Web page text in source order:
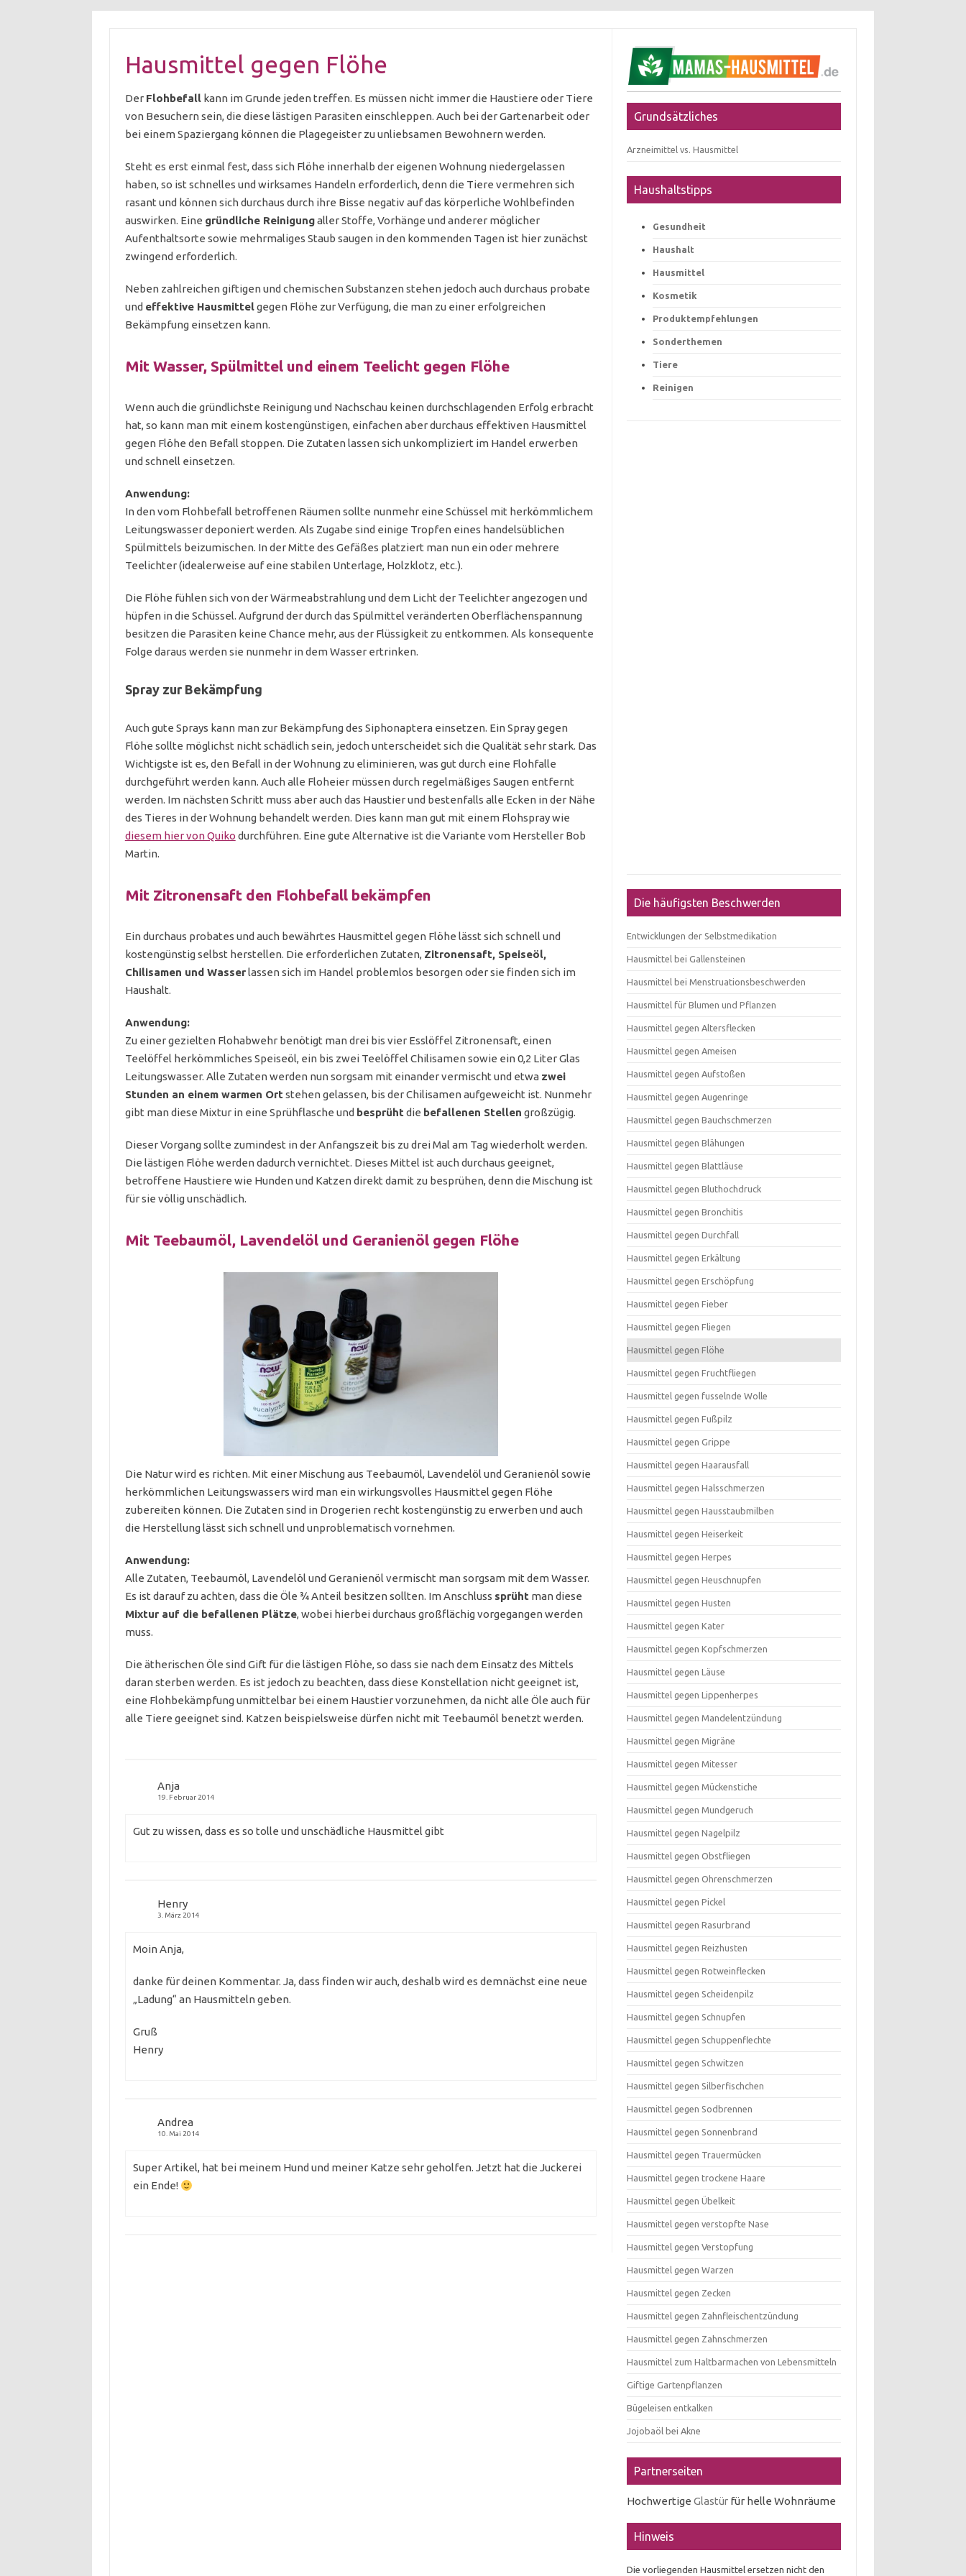
Hausmittel gegen Flöhe
Der Flohbefallkann im Grunde jeden treffen. Es müssen nicht immer die Haustiere oder Tiere
von Besuchern sein, die diese lästigen Parasiten einschleppen. Auch bei der Gartenarbeit oder
bei einem Spaziergang können die Plagegeister zu unliebsamen Bewohnern werden.
Steht es erst einmal fest, dass sich Flöhe innerhalb der eigenen Wohnung niedergelassen
haben, so ist schnelles und wirksames Handeln erforderlich, denn die Tiere vermehren sich
rasant und können sich durchaus durch ihre Bisse negativ auf das körperliche Wohlbefinden
auswirken. Eine gründliche Reinigungaller Stoffe, Vorhänge und anderer möglicher
Aufenthaltsorte sowie mehrmaliges Staub saugen in den kommenden Tagen ist hier zunächst
zwingend erforderlich.
Neben zahlreichen giftigen und chemischen Substanzen stehen jedoch auch durchaus probate
und effektive Hausmittelgegen Flöhe zur Verfügung, die man zu einer erfolgreichen
Bekämpfung einsetzen kann.
Mit Wasser, Spülmittel und einem Teelicht gegen Flöhe
Wenn auch die gründlichste Reinigung und Nachschau keinen durchschlagenden Erfolg erbracht
hat, so kann man mit einem kostengünstigen, einfachen aber durchaus effektiven Hausmittel
gegen Flöhe den Befall stoppen. Die Zutaten lassen sich unkompliziert im Handel erwerben
und schnell einsetzen.
Anwendung:
In den vom Flohbefall betroffenen Räumen sollte nunmehr eine Schüssel mit herkömmlichem
Leitungswasser deponiert werden. Als Zugabe sind einige Tropfen eines handelsüblichen
Spülmittels beizumischen. In der Mitte des Gefäßes platziert man nun ein oder mehrere
Teelichter (idealerweise auf eine stabilen Unterlage, Holzklotz, etc.).
Die Flöhe fühlen sich von der Wärmeabstrahlung und dem Licht der Teelichter angezogen und
hüpfen in die Schüssel. Aufgrund der durch das Spülmittel veränderten Oberflächenspannung
besitzen die Parasiten keine Chance mehr, aus der Flüssigkeit zu entkommen. Als konsequente
Folge daraus werden sie nunmehr in dem Wasser ertrinken.
Spray zur Bekämpfung
Auch gute Sprays kann man zur Bekämpfung des Siphonaptera einsetzen. Ein Spray gegen
Flöhe sollte möglichst nicht schädlich sein, jedoch unterscheidet sich die Qualität sehr stark. Das
Wichtigste ist es, den Befall in der Wohnung zu eliminieren, was gut durch eine Flohfalle
durchgeführt werden kann. Auch alle Floheier müssen durch regelmäßiges Saugen entfernt
werden. Im nächsten Schritt muss aber auch das Haustier und bestenfalls alle Ecken in der Nähe
des Tieres in der Wohnung behandelt werden. Dies kann man gut mit einem Flohspray wie
diesem hier von Quiko durchführen. Eine gute Alternative ist die Variante vom Hersteller Bob
Martin.
Mit Zitronensaft den Flohbefall bekämpfen
Ein durchaus probates und auch bewährtes Hausmittel gegen Flöhe lässt sich schnell und
kostengünstig selbst herstellen. Die erforderlichen Zutaten, Zitronensaft, Speiseöl,
Chilisamen und Wasserlassen sich im Handel problemlos besorgen oder sie finden sich im
Haushalt.
Anwendung:
Zu einer gezielten Flohabwehr benötigt man drei bis vier Esslöffel Zitronensaft, einen
Teelöffel herkömmliches Speiseöl, ein bis zwei Teelöffel Chilisamen sowie ein 0,2 Liter Glas
Leitungswasser. Alle Zutaten werden nun sorgsam mit einander vermischt und etwa zwei
Stunden an einem warmen Ort stehen gelassen, bis der Chilisamen aufgeweicht ist. Nunmehr
gibt man diese Mixtur in eine Sprühflasche und besprüht die befallenen Stellen großzügig.
Dieser Vorgang sollte zumindest in der Anfangszeit bis zu drei Mal am Tag wiederholt werden.
Die lästigen Flöhe werden dadurch vernichtet. Dieses Mittel ist auch durchaus geeignet,
betroffene Haustiere wie Hunden und Katzen direkt damit zu besprühen, denn die Mischung ist
für sie völlig unschädlich.
Mit Teebaumöl, Lavendelöl und Geranienöl gegen Flöhe
Die Natur wird es richten. Mit einer Mischung aus Teebaumöl, Lavendelöl und Geranienöl sowie
herkömmlichen Leitungswassers wird man ein wirkungsvolles Hausmittel gegen Flöhe
zubereiten können. Die Zutaten sind in Drogerien recht kostengünstig zu erwerben und auch
die Herstellung lässt sich schnell und unproblematisch vornehmen.
Anwendung:
Alle Zutaten, Teebaumöl, Lavendelöl und Geranienöl vermischt man sorgsam mit dem Wasser.
Es ist darauf zu achten, dass die Öle ¾ Anteil besitzen sollten. Im Anschluss sprüht man diese
Mixtur auf die befallenen Plätze, wobei hierbei durchaus großflächig vorgegangen werden
muss.
Die ätherischen Öle sind Gift für die lästigen Flöhe, so dass sie nach dem Einsatz des Mittels
daran sterben werden. Es ist jedoch zu beachten, dass diese Konstellation nicht geeignet ist,
eine Flohbekämpfung unmittelbar bei einem Haustier vorzunehmen, da nicht alle Öle auch für
alle Tiere geeignet sind. Katzen beispielsweise dürfen nicht mit Teebaumöl benetzt werden.
Anja
19. Februar 2014
Gut zu wissen, dass es so tolle und unschädliche Hausmittel gibt
Henry
3. März 2014
Moin Anja,
danke für deinen Kommentar. Ja, dass finden wir auch, deshalb wird es demnächst eine neue
„Ladung“ an Hausmitteln geben.
Gruß
Henry
Andrea
10. Mai 2014
Super Artikel, hat bei meinem Hund und meiner Katze sehr geholfen. Jetzt hat die Juckerei
ein Ende!
Grundsätzliches
Arzneimittel vs. Hausmittel
Haushaltstipps
Gesundheit
Haushalt
Hausmittel
Kosmetik
Produktempfehlungen
Sonderthemen
Tiere
Reinigen
Die häufigsten Beschwerden
Entwicklungen der Selbstmedikation
Hausmittel bei Gallensteinen
Hausmittel bei Menstruationsbeschwerden
Hausmittel für Blumen und Pflanzen
Hausmittel gegen Altersflecken
Hausmittel gegen Ameisen
Hausmittel gegen Aufstoßen
Hausmittel gegen Augenringe
Hausmittel gegen Bauchschmerzen
Hausmittel gegen Blähungen
Hausmittel gegen Blattläuse
Hausmittel gegen Bluthochdruck
Hausmittel gegen Bronchitis
Hausmittel gegen Durchfall
Hausmittel gegen Erkältung
Hausmittel gegen Erschöpfung
Hausmittel gegen Fieber
Hausmittel gegen Fliegen
Hausmittel gegen Flöhe
Hausmittel gegen Fruchtfliegen
Hausmittel gegen fusselnde Wolle
Hausmittel gegen Fußpilz
Hausmittel gegen Grippe
Hausmittel gegen Haarausfall
Hausmittel gegen Halsschmerzen
Hausmittel gegen Hausstaubmilben
Hausmittel gegen Heiserkeit
Hausmittel gegen Herpes
Hausmittel gegen Heuschnupfen
Hausmittel gegen Husten
Hausmittel gegen Kater
Hausmittel gegen Kopfschmerzen
Hausmittel gegen Läuse
Hausmittel gegen Lippenherpes
Hausmittel gegen Mandelentzündung
Hausmittel gegen Migräne
Hausmittel gegen Mitesser
Hausmittel gegen Mückenstiche
Hausmittel gegen Mundgeruch
Hausmittel gegen Nagelpilz
Hausmittel gegen Obstfliegen
Hausmittel gegen Ohrenschmerzen
Hausmittel gegen Pickel
Hausmittel gegen Rasurbrand
Hausmittel gegen Reizhusten
Hausmittel gegen Rotweinflecken
Hausmittel gegen Scheidenpilz
Hausmittel gegen Schnupfen
Hausmittel gegen Schuppenflechte
Hausmittel gegen Schwitzen
Hausmittel gegen Silberfischchen
Hausmittel gegen Sodbrennen
Hausmittel gegen Sonnenbrand
Hausmittel gegen Trauermücken
Hausmittel gegen trockene Haare
Hausmittel gegen Übelkeit
Hausmittel gegen verstopfte Nase
Hausmittel gegen Verstopfung
Hausmittel gegen Warzen
Hausmittel gegen Zecken
Hausmittel gegen Zahnfleischentzündung
Hausmittel gegen Zahnschmerzen
Hausmittel zum Haltbarmachen von Lebensmitteln
Giftige Gartenpflanzen
Bügeleisen entkalken
Jojobaöl bei Akne
Partnerseiten
HochwertigeGlastür für helle Wohnräume
Hinweis
Die vorliegenden Hausmittel ersetzen nicht den